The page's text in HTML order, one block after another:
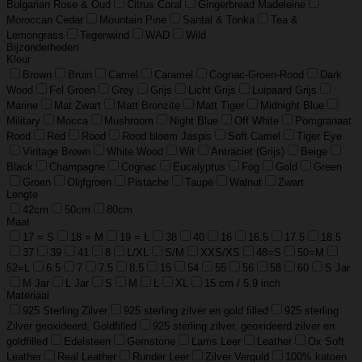
Bulgarian Rose & Oud Citrus Coral
Gingerbread Madeleine
Moroccan Cedar
Mountain Pine Santal & Tonka
Tea &
Lemongrass
Tegenwind WAD
Wild
Bijzonderheden
Kleur
Brown
Bruin Camel Caramel Cognac-Groen-Rood
Dark
Wood
Fel Groen Grey Grijs Licht Grijs
Luipaard Grijs
Marine
Mat Zwart Matt Bronzite Matt Tiger
Midnight Blue
Military
Mocca Mushroom Night Blue Off White
Pomgranaat
Rood
Red Rood Rood bloem Jaspis Soft Camel
Tiger Eye
Vintage Brown
White Wood Wit Antraciet (Grijs)
Beige
Black
Champagne Cognac Eucalyptus Fog Gold
Green
Groen
Olijfgroen Pistache Taupe Walnut
Zwart
Lengte
42cm
50cm
80cm
Maat
17 = S
18 = M 19 = L 38 40 16 16.5 17.5
18.5
37
39 41 8 L/XL S/M XXS/XS 48=S
50=M
52=L
6.5 7 7.5 8.5 15 54 55 56 58 60
S Jar
M Jar
L Jar S M L XL
15 cm / 5.9 inch
Materiaal
925 Sterling Zilver
925 sterling zilver en gold filled
925 sterling
Zilver geoxideerd, Goldfilled
925 sterling zilver, geoxideerd zilver en
goldfilled
Edelsteen Gemstone Lams Leer Leather
Ox Soft
Leather
Real Leather Runder Leer Zilver Verguld 100% katoen